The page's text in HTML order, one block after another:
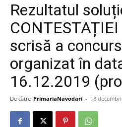
Rezultatul
scrisă a
organizat în
16.12.2019
De către PrimariaNavodari - 18